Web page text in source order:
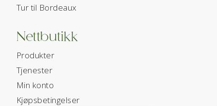
Tur til Bordeaux
Nettbutikk
Produkter
Tjenester
Min konto
Kjøpsbetingelser